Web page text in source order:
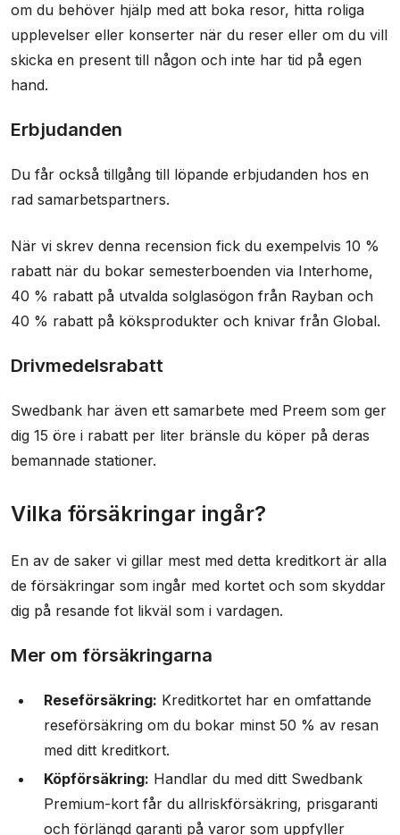
om du behöver hjälp med att boka resor, hitta roliga
upplevelser eller konserter när du reser eller om du vill
skicka en present till någon och inte har tid på egen
hand.
Erbjudanden
Du får också tillgång till löpande erbjudanden hos en
rad samarbetspartners.
När vi skrev denna recension fick du exempelvis 10 %
rabatt när du bokar semesterboenden via Interhome,
40 % rabatt på utvalda solglasögon från Rayban och
40 % rabatt på köksprodukter och knivar från Global.
Drivmedelsrabatt
Swedbank har även ett samarbete med Preem som ger
dig 15 öre i rabatt per liter bränsle du köper på deras
bemannade stationer.
Vilka försäkringar ingår?
En av de saker vi gillar mest med detta kreditkort är alla
de försäkringar som ingår med kortet och som skyddar
dig på resande fot likväl som i vardagen.
Mer om försäkringarna
Reseförsäkring: Kreditkortet har en omfattande
reseförsäkring om du bokar minst 50 % av resan
med ditt kreditkort.
Köpförsäkring: Handlar du med ditt Swedbank
Premium-kort får du allriskförsäkring, prisgaranti
och förlängd garanti på varor som uppfyller